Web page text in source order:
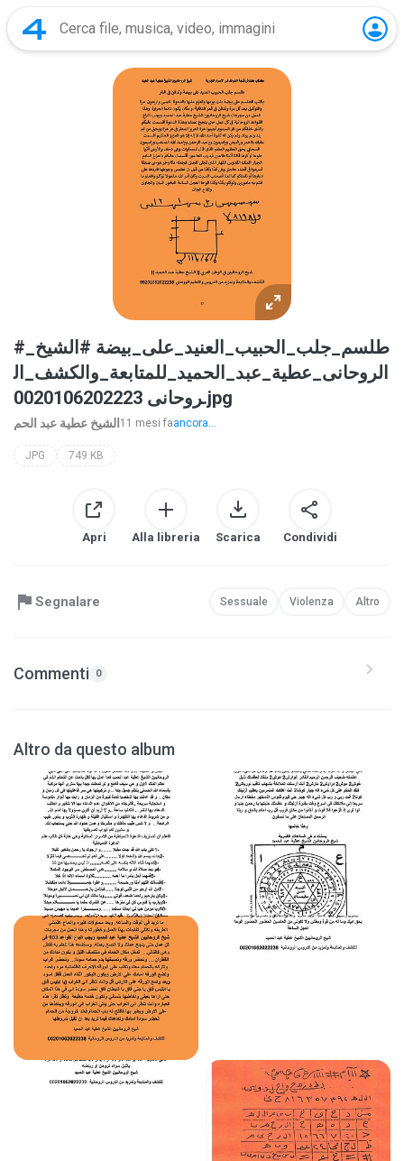
#طلسم_جلب_الحبيب_العنيد_على_بيضة #الشيخ_
الروحانى_عطية_عبد_الحميد_للمتابعة_والكشف_ال
روحانى 0020106202223.jpg
الشيخ عطية عبد الحم 11 mesi faancora...
JPG 749 KB
Apri Alla libreria Scarica Condividi
Segnalare Sessuale Violenza Altro
Commenti 0
Altro da questo album